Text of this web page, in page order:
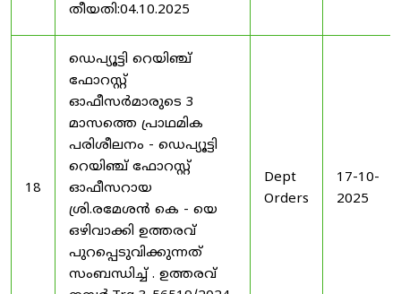
തീയതി:04.10.2025
18
ഡെപ്യൂട്ടി റെയിഞ്ച്
ഫോറസ്റ്റ്
ഓഫീസർമാരുടെ 3
മാസത്തെ പ്രാഥമിക
പരിശീലനം - ഡെപ്യൂട്ടി
റെയിഞ്ച് ഫോറസ്റ്റ്
ഓഫീസറായ
ശ്രി.രമേശൻ കെ - യെ
ഒഴിവാക്കി ഉത്തരവ്
പുറപ്പെടുവിക്കുന്നത്
സംബന്ധിച്ച് . ഉത്തരവ്
Dept
Orders
17-10-
2025